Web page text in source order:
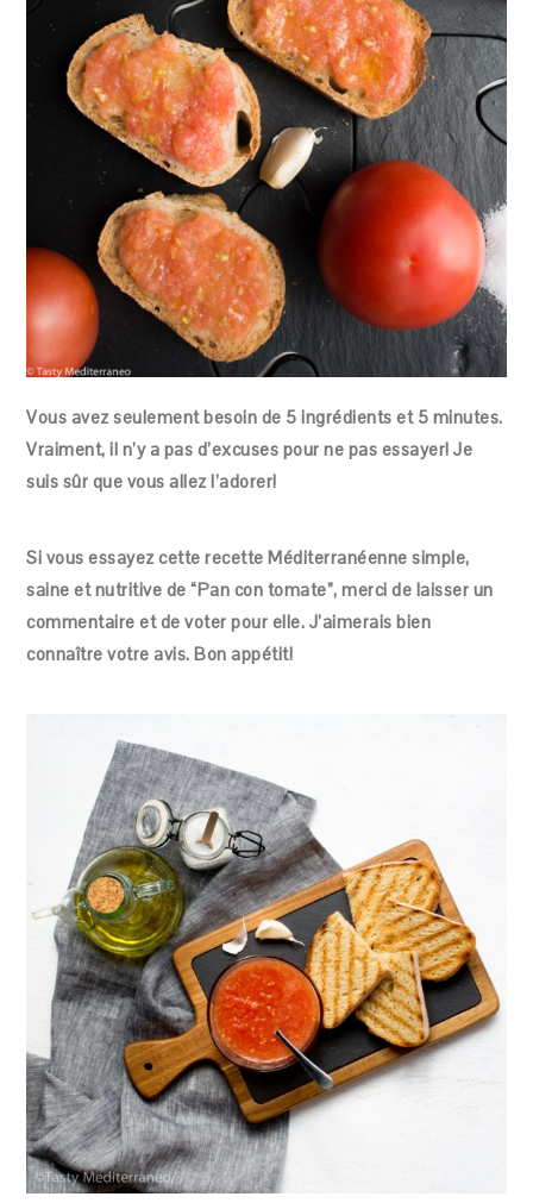
Vous avez seulement besoin de 5 ingrédients et 5 minutes.
Vraiment, il n’y a pas d’excuses pour ne pas essayer! Je
suis sûr que vous allez l’adorer!
Si vous essayez cette recette Méditerranéenne simple,
saine et nutritive de “Pan con tomate”, merci de laisser un
commentaire et de voter pour elle. J’aimerais bien
connaître votre avis. Bon appétit!